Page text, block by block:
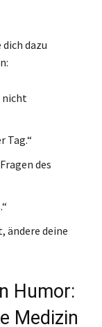
dazu
nicht
Tag.“
des
ändere deine
Humor:
Medizin